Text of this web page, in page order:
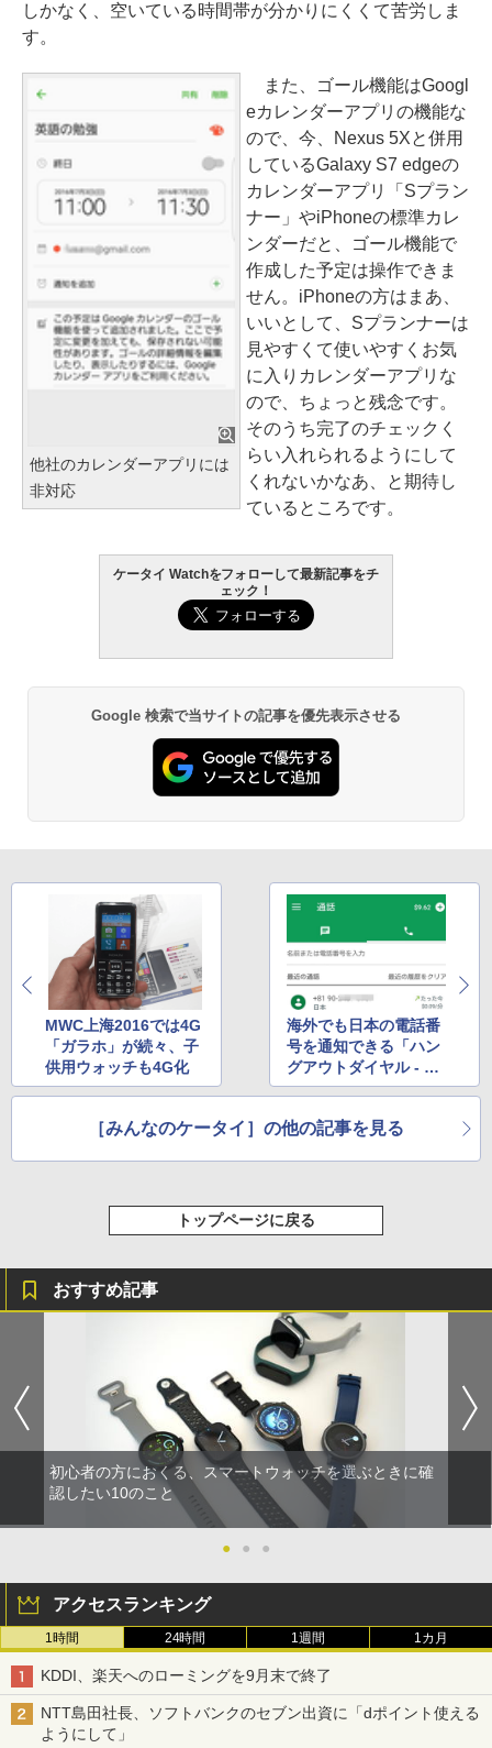
しかなく、空いている時間帯が分かりにくくて苦労しま
す。
他社のカレンダーアプリには
非対応
また、ゴール機能はGoogl
eカレンダーアプリの機能な
ので、今、Nexus 5Xと併用
しているGalaxy S7 edgeの
カレンダーアプリ「Sプラン
ナー」やiPhoneの標準カレ
ンダーだと、ゴール機能で
作成した予定は操作できま
せん。iPhoneの方はまあ、
いいとして、Sプランナーは
見やすくて使いやすくお気
に入りカレンダーアプリな
ので、ちょっと残念です。
そのうち完了のチェックく
らい入れられるようにして
くれないかなあ、と期待し
ているところです。
ケータイ Watchをフォローして最新記事をチ
ェック！
Google 検索で当サイトの記事を優先表示させる
MWC上海2016では4G
「ガラホ」が続々、子
供用ウォッチも4G化
海外でも日本の電話番
号を通知できる「ハン
グアウトダイヤル - 通
話」
［みんなのケータイ］の他の記事を見る
トップページに戻る
おすすめ記事
初心者の方におくる、スマートウォッチを選ぶときに確
認したい10のこと
● ● ●
アクセスランキング
1時間 24時間 1週間 1カ月
KDDI、楽天へのローミングを9月末で終了
NTT島田社長、ソフトバンクのセブン出資に「dポイント使える
ようにして」